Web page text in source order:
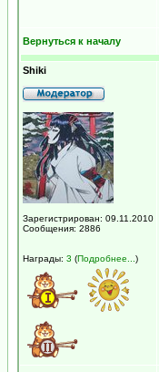
Вернуться к началу
Shiki
Зарегистрирован: 09.11.2010
Сообщения: 2886
Награды: 3 (Подробнее... )